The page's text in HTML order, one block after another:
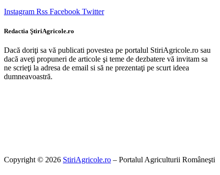
Instagram Rss Facebook Twitter
Redactia ŞtiriAgricole.ro
Dacă doriţi sa vă publicati povestea pe portalul StiriAgricole.ro sau
dacă aveţi propuneri de articole şi teme de dezbatere vă invitam sa
ne scrieţi la adresa de email si să ne prezentaţi pe scurt ideea
dumneavoastră.
Copyright © 2026 StiriAgricole.ro – Portalul Agriculturii Româneşti